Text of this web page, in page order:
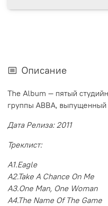
Описание
The Album — пятый
группы ABBA, выпущенный
Дата Релиза: 2011
Треклист:
A1.Eagle
A2.Take A Chance On Me
A3.One Man, One Woman
A4.The Name Of The Game